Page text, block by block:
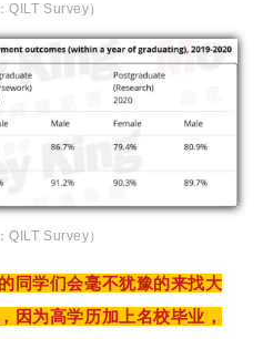
QILT Survey）
QILT Survey）
同学们会毫不犹豫的来找大
因为高学历加上名校毕业，